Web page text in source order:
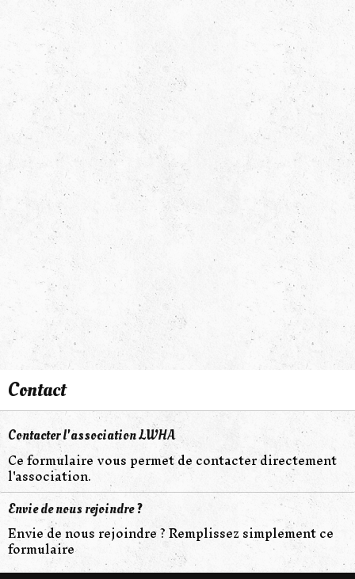
Contact
Contacter l'association LWHA
Ce formulaire vous permet de contacter directement
l'association.
Envie de nous rejoindre ?
Envie de nous rejoindre ? Remplissez simplement ce
formulaire